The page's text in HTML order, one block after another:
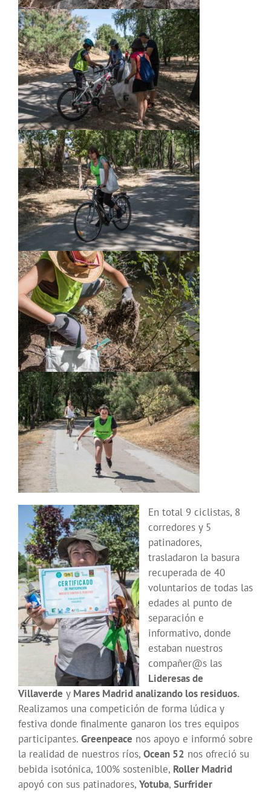
En total 9 ciclistas, 8
corredores y 5
patinadores,
trasladaron la basura
recuperada de 40
voluntarios de todas las
edades al punto de
separación e
informativo, donde
estaban nuestros
compañer@s las
Lideresas de
Villaverde y Mares Madrid analizando los residuos.
Realizamos una competición de forma lúdica y
festiva donde finalmente ganaron los tres equipos
participantes. Greenpeace nos apoyo e informó sobre
la realidad de nuestros ríos, Ocean 52 nos ofreció su
bebida isotónica, 100% sostenible, Roller Madrid
apoyó con sus patinadores, Yotuba, Surfrider